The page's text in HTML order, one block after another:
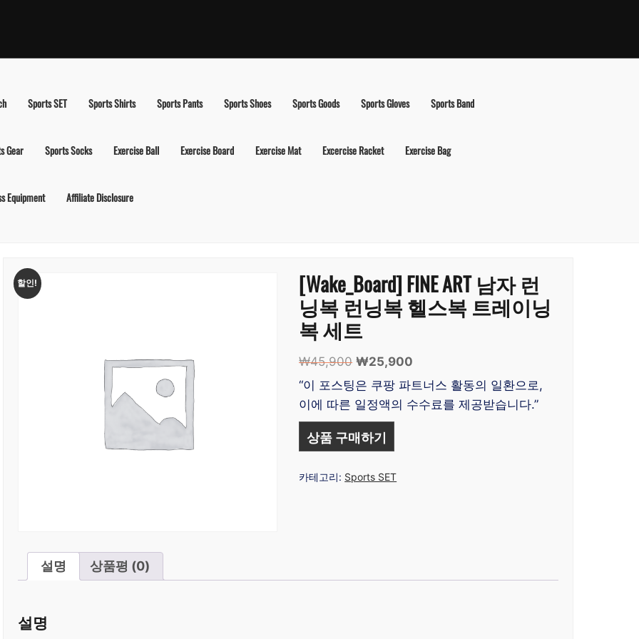
Sports SET Sports Shirts Sports Pants Sports Shoes Sports Goods Sports Gloves Sports Band
Gear Sports Socks Exercise Ball Exercise Board Exercise Mat Excercise Racket Exercise Bag
Equipment Affiliate Disclosure
할인! [Wake_Board] FINE ART 남자 런
닝복 런닝복 헬스복 트레이닝
복 세트
₩45,900 원
래
가
격:
₩45,900.
₩25,900
재
가
격:
“이 포스팅은 쿠팡 파트너스 활동의 일환으로,
이에 따른 일정액의 수수료를 제공받습니다.”
상품 구매하기
카테고리: Sports SET
설명 상품평 (0)
설명